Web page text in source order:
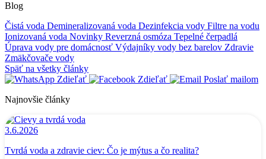
Blog
Čistá voda Demineralizovaná voda Dezinfekcia vody Filtre na vodu
Ionizovaná voda Novinky Reverzná osmóza Tepelné čerpadlá
Úprava vody pre domácnosť Výdajníky vody bez barelov Zdravie
Zmäkčovače vody
Späť na všetky články
Zdieľať
Zdieľať
Poslať mailom
Najnovšie články
3.6.2026
Tvrdá voda a zdravie ciev: Čo je mýtus a čo realita?